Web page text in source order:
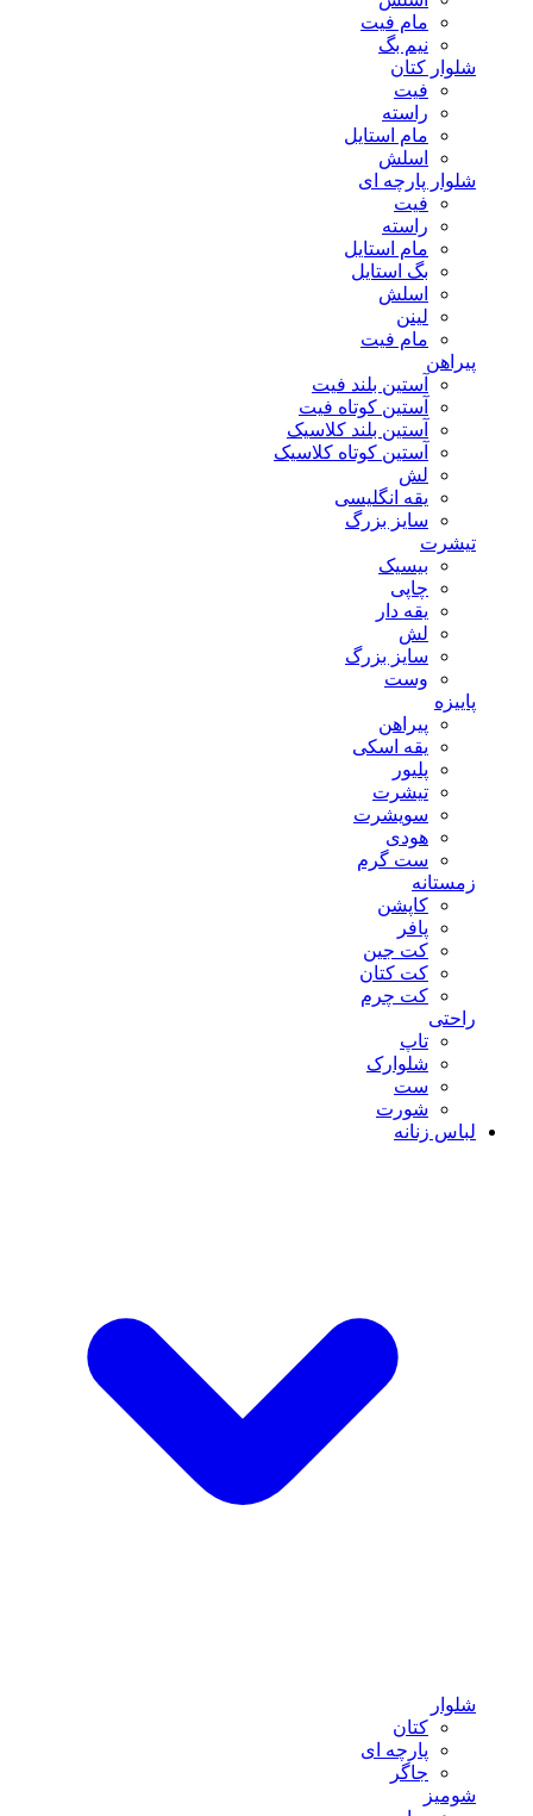
مام فیت
نیم بگ
شلوار کتان
فیت
راسته
مام استایل
اسلش
شلوار پارچه ای
فیت
راسته
مام استایل
بگ استایل
اسلش
لینن
مام فیت
پیراهن
آستین بلند فیت
آستین کوتاه فیت
آستین بلند کلاسیک
آستین کوتاه کلاسیک
لش
یقه انگلیسی
سایز بزرگ
تیشرت
بیسیک
چاپی
یقه دار
لش
سایز بزرگ
وست
پاییزه
پیراهن
یقه اسکی
پلیور
تیشرت
سویشرت
هودی
ست گرم
زمستانه
کاپشن
پافر
کت جین
کت کتان
کت چرم
راحتی
تاپ
شلوارک
ست
شورت
لباس زنانه
شلوار
کتان
پارچه ای
جاگر
شومیز